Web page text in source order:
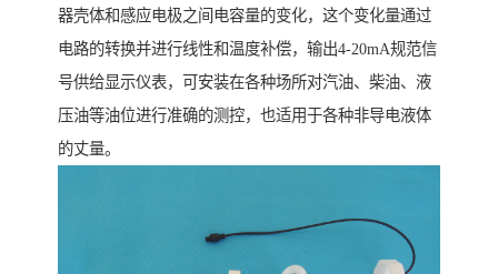
器壳体和感应电极之间电容量的变化，这个变化量通过
电路的转换并进行线性和温度补偿，输出4-20mA规范信
号供给显示仪表，可安装在各种场所对汽油、柴油、液
压油等油位进行准确的测控，也适用于各种非导电液体
的丈量。